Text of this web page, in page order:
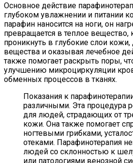
Основное действие
глубоком увлажнении и питании
парафин наносится на ноги, он
превращается в теплое вещество,
проникнуть в глубокие слои
вещества и оказывая лечебное
также помогает раскрыть поры,
улучшению микроциркуляции
обменных процессов в тканях.
Показания к
различными. Эта процедура
для людей, страдающих от
кожи. Она также помогает
ногтевыми грибками,
отеками. Парафинотерапия
людей со склонностью к
или патологиями венозной